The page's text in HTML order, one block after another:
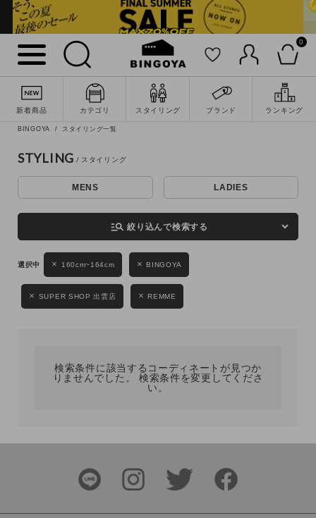
0
新着商品 カテゴリ スタイリング ブランド ランキング
詳細検索
キーワード
性別
MENS LADIES
ブランド
BINGOYA スタイリング一覧
STYLING
MENS LADIES
manage_search 絞り込んで検索する
160cm~164cm BINGOYA
SUPER SHOP 出雲店 REMME
検索条件に該当するコーディネートが見つか
りませんでした。 検索条件を変更してくださ
い。